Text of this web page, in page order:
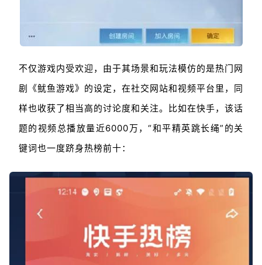
不仅游戏内受欢迎，由于其场景和玩法模仿的是热门网
剧《鱿鱼游戏》的设定，在社交网站和视频平台里，同
样也收获了相当高的讨论度和关注。比如在快手，该话
题的视频总播放量近6000万，“和平精英跳长绳”的关
键词也一度跻身热榜前十：